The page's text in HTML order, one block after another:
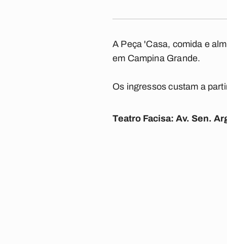
A Peça 'Casa, comida e
em Campina Grande.
Os ingressos custam a
Teatro Facisa: Av. Sen.